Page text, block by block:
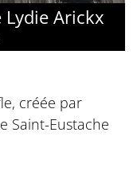
Arickx
créée par
Saint-Eustache